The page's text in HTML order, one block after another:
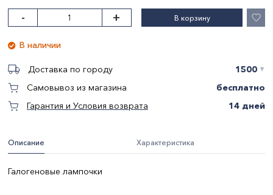
Описание Характеристика
Галогеновые лампочки
- + В корзину
В наличии
Доставка по городу 1500 〒
Самовывоз из магазина
бесплатно
Гарантия и Условия возврата
14 дней